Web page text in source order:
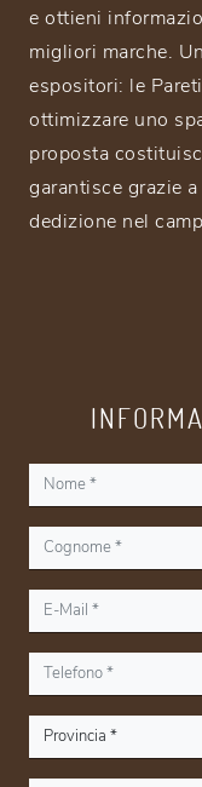
e ottieni
migliori marche.
espositori: le
ottimizzare uno
proposta
garantisce grazie
dedizione nel